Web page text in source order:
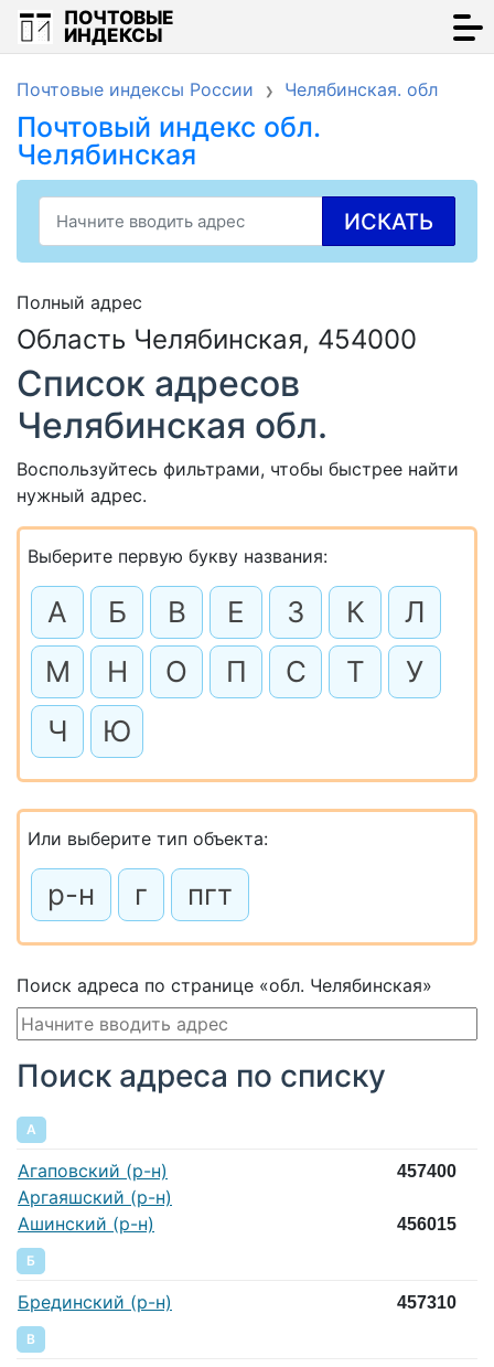
ПОЧТОВЫЕ
ИНДЕКСЫ
Почтовые индексы России Челябинская. обл
Почтовый индекс обл.
Челябинская
ИСКАТЬ
Полный адрес
Область Челябинская, 454000
Список адресов
Челябинская обл.
Воспользуйтесь фильтрами, чтобы быстрее найти
нужный адрес.
Выберите первую букву названия:
А Б В Е З К
Л
М
Н О П С Т
У
Ч
Ю
Или выберите тип объекта:
р-н г пгт
Поиск адреса по странице «обл. Челябинская»
Поиск адреса по списку
А
Агаповский (р-н) 457400
Аргаяшский (р-н)
Ашинский (р-н)
456015
Б
Брединский (р-н) 457310
В